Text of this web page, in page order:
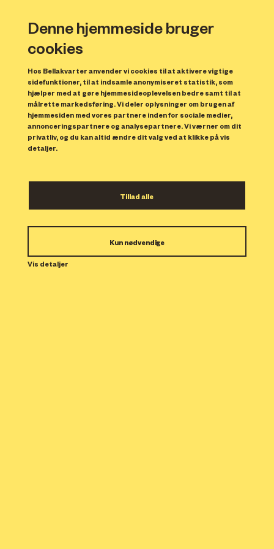
Denne hjemmeside bruger
cookies
Hos Bellakvarter anvender vi cookies til at aktivere vigtige
sidefunktioner, til at indsamle anonymiseret statistik, som
hjælper med at gøre hjemmesideoplevelsen bedre samt til at
målrette markedsføring. Vi deler oplysninger om brugen af
hjemmesiden med vores partnere inden for sociale medier,
annonceringspartnere og analysepartnere. Vi værner om dit
privatliv, og du kan altid ændre dit valg ved at klikke på vis
detaljer.
Tillad alle
Kun nødvendige
Vis detaljer
Beskyttet side